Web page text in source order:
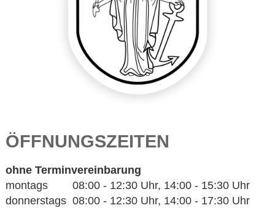
ÖFFNUNGSZEITEN
ohne Terminvereinbarung
montags 08:00 - 12:30 Uhr, 14:00 - 15:30 Uhr
donnerstags 08:00 - 12:30 Uhr, 14:00 - 17:30 Uhr